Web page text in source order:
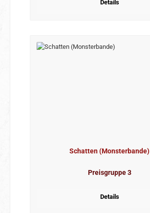
Details
Schatten (Monsterbande)
Preisgruppe 3
Details